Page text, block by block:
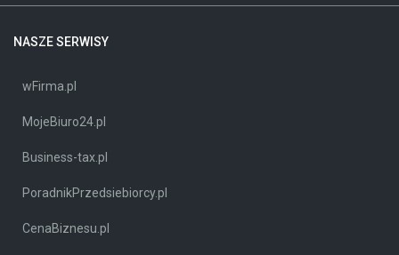
NASZE SERWISY
wFirma.pl
MojeBiuro24.pl
Business-tax.pl
PoradnikPrzedsiebiorcy.pl
CenaBiznesu.pl